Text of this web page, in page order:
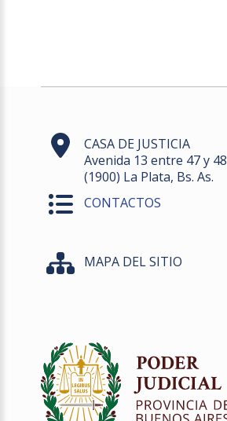
CASA DE JUSTICIA
Avenida 13 entre 47 y 48
(1900) La Plata, Bs. As.
CONTACTOS
MAPA DEL SITIO